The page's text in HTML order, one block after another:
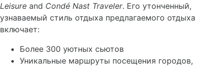
Leisure and Condé Nast Traveler. Его утонченный,
узнаваемый стиль отдыха предлагаемого отдыха
включает:
Более 300 уютных сьютов
Уникальные маршруты посещения городов,